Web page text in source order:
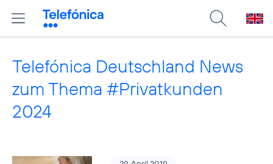
Telefónica Deutschland News
zum Thema #Privatkunden
2024